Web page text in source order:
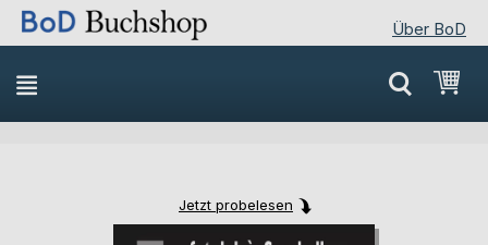
Über BoD
Direkt
zum
Inhalt
Jetzt probelesen